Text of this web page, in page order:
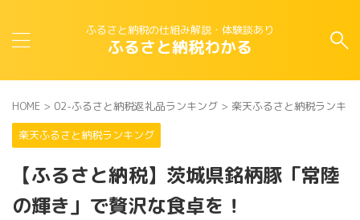
ふるさと納税の仕組み解説・体験談あり
ふるさと納税わかる
HOME > 02-ふるさと納税返礼品ランキング > 楽天ふるさと納税ランキン
楽天ふるさと納税ランキング
【ふるさと納税】茨城県銘柄豚「常陸
の輝き」で贅沢な食卓を！